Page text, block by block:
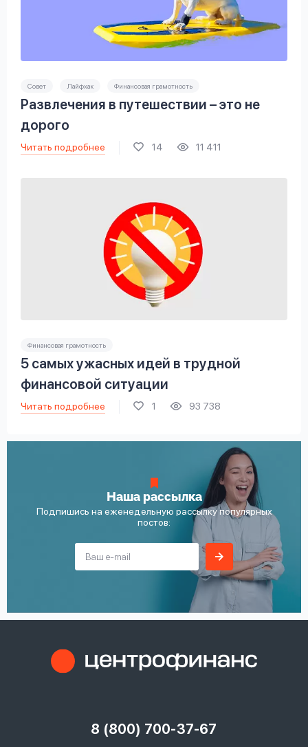
Совет Лайфхак Финансовая грамотность
Развлечения в путешествии – это не
дорого
Читать подробнее 14 11 411
Финансовая грамотность
5 самых ужасных идей в трудной
финансовой ситуации
Читать подробнее 1 93 738
Наша рассылка
Подпишись на еженедельную рассылку популярных
постов:
8 (800) 700-37-67